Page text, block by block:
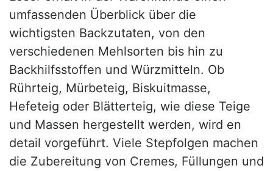
umfassenden Überblick über die
wichtigsten Backzutaten, von den
verschiedenen Mehlsorten bis hin zu
Backhilfsstoffen und Würzmitteln. Ob
Rührteig, Mürbeteig, Biskuitmasse,
Hefeteig oder Blätterteig, wie diese Teige
und Massen hergestellt werden, wird en
detail vorgeführt. Viele Stepfolgen machen
die Zubereitung von Cremes, Füllungen und